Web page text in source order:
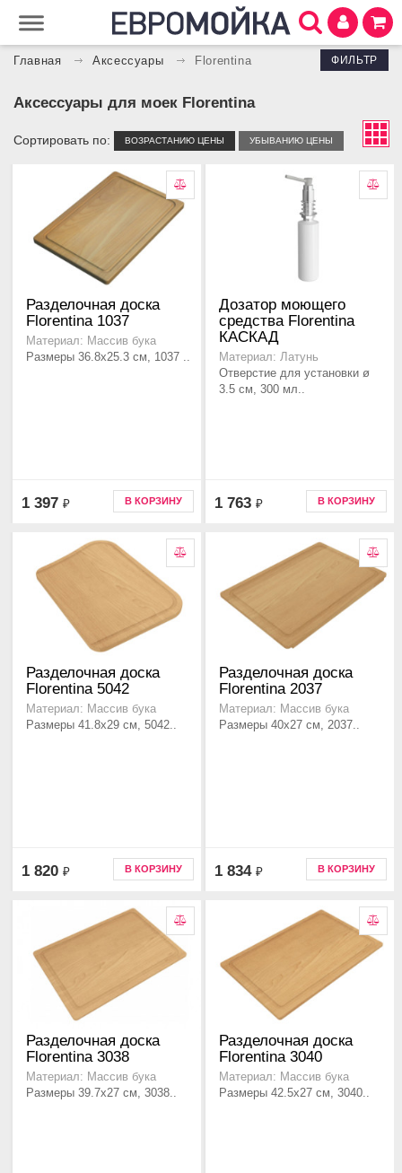
Главная Аксессуары Florentina ФИЛЬТР
Аксессуары для моек Florentina
Сортировать по: ВОЗРАСТАНИЮ ЦЕНЫ УБЫВАНИЮ ЦЕНЫ
Разделочная доска
Florentina 1037
Материал: Массив бука
Размеры 36.8х25.3 см, 1037 ..
1 397 ₽ В КОРЗИНУ
Дозатор моющего
средства Florentina
КАСКАД
Материал: Латунь
Отверстие для установки ø
3.5 см, 300 мл..
1 763 ₽ В КОРЗИНУ
Разделочная доска
Florentina 5042
Материал: Массив бука
Размеры 41.8х29 см, 5042..
1 820 ₽ В КОРЗИНУ
Разделочная доска
Florentina 2037
Материал: Массив бука
Размеры 40х27 см, 2037..
1 834 ₽ В КОРЗИНУ
Разделочная доска
Florentina 3038
Материал: Массив бука
Размеры 39.7х27 см, 3038..
Разделочная доска
Florentina 3040
Материал: Массив бука
Размеры 42.5х27 см, 3040..